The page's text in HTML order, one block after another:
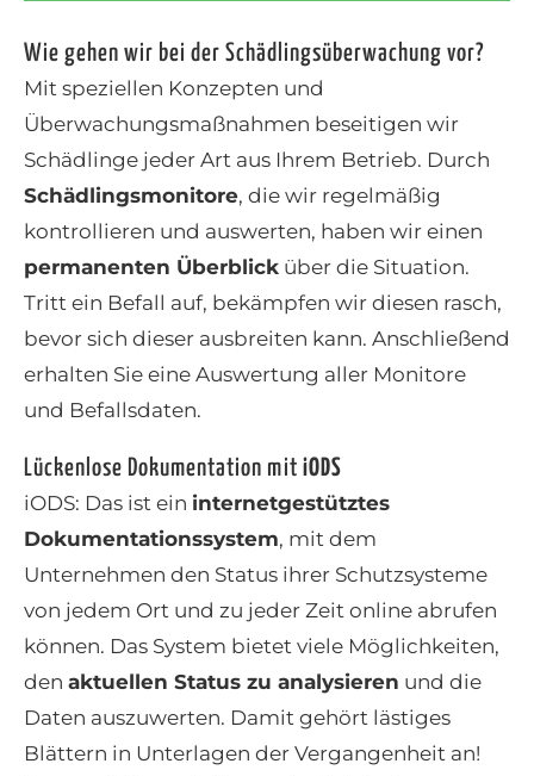
Wie gehen wir bei der Schädlingsüberwachung vor?
Mit speziellen Konzepten und
Überwachungsmaßnahmen beseitigen wir
Schädlinge jeder Art aus Ihrem Betrieb. Durch
Schädlingsmonitore, die wir regelmäßig
kontrollieren und auswerten, haben wir einen
permanenten Überblick über die Situation.
Tritt ein Befall auf, bekämpfen wir diesen rasch,
bevor sich dieser ausbreiten kann. Anschließend
erhalten Sie eine Auswertung aller Monitore
und Befallsdaten.
Lückenlose Dokumentation mit iODS
iODS: Das ist ein internetgestütztes
Dokumentationssystem, mit dem
Unternehmen den Status ihrer Schutzsysteme
von jedem Ort und zu jeder Zeit online abrufen
können. Das System bietet viele Möglichkeiten,
den aktuellen Status zu analysieren und die
Daten auszuwerten. Damit gehört lästiges
Blättern in Unterlagen der Vergangenheit an!